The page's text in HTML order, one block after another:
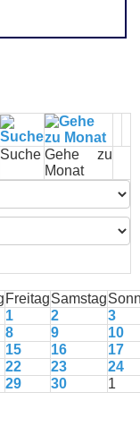
Suche Gehe zu
Monat
FreitagSamstag
1 2
3
8 9
10
15 16
17
22 23
24
29 30
1